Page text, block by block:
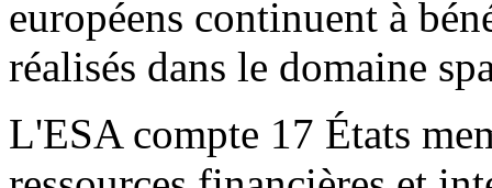
européens continuent à
réalisés dans le domaine
L'ESA compte 17 États